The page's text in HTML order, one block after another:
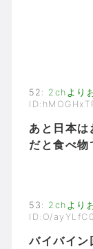
52 : 2chより
あと日本は
だと食べ物
53 : 2chより
ID:O/ayYLfC0
バイバイン